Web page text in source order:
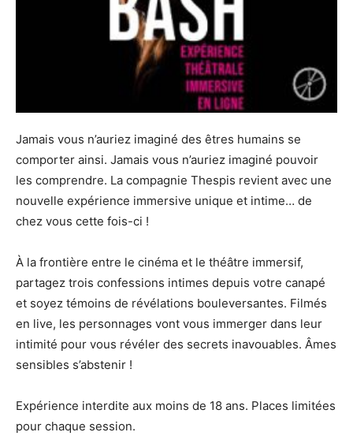
Jamais vous n’auriez imaginé des êtres humains se
comporter ainsi. Jamais vous n’auriez imaginé pouvoir
les comprendre. La compagnie Thespis revient avec une
nouvelle expérience immersive unique et intime… de
chez vous cette fois-ci !
À la frontière entre le cinéma et le théâtre immersif,
partagez trois confessions intimes depuis votre canapé
et soyez témoins de révélations bouleversantes. Filmés
en live, les personnages vont vous immerger dans leur
intimité pour vous révéler des secrets inavouables. Âmes
sensibles s’abstenir !
Expérience interdite aux moins de 18 ans. Places limitées
pour chaque session.